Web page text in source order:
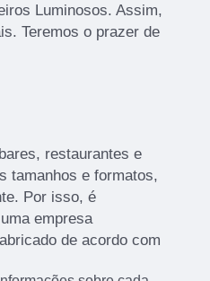
Luminosos. Assim,
Teremos o prazer de
restaurantes e
tamanhos e formatos,
Por isso, é
empresa
de acordo com